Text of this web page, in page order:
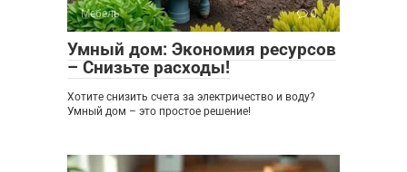
Мебель 0
Умный дом: Экономия ресурсов
– Снизьте расходы!
Хотите снизить счета за электричество и воду?
Умный дом – это простое решение!